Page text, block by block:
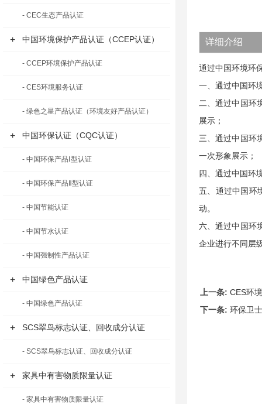
- CEC生态产品认证
+ 中国环境保护产品认证（CCEP认证）
- CCEP环境保护产品认证
- CES环境服务认证
- 绿色之星产品认证（环境友好产品认证）
+ 中国环保认证（CQC认证）
- 中国环保产品Ⅰ型认证
- 中国环保产品Ⅱ型认证
- 中国节能认证
- 中国节水认证
- 中国强制性产品认证
+ 中国绿色产品认证
- 中国绿色产品认证
+ SCS翠鸟标志认证、回收成分认证
- SCS翠鸟标志认证、回收成分认证
+ 家具中有害物质限量认证
- 家具中有害物质限量认证
详细介绍
通过中国环境环
一、通过中国环
二、通过中国环
展示；
三、通过中国环
一次形象展示；
四、通过中国环
五、通过中国环
动。
六、通过中国环
企业进行不同层
上一条: CES环
下一条: 环保卫